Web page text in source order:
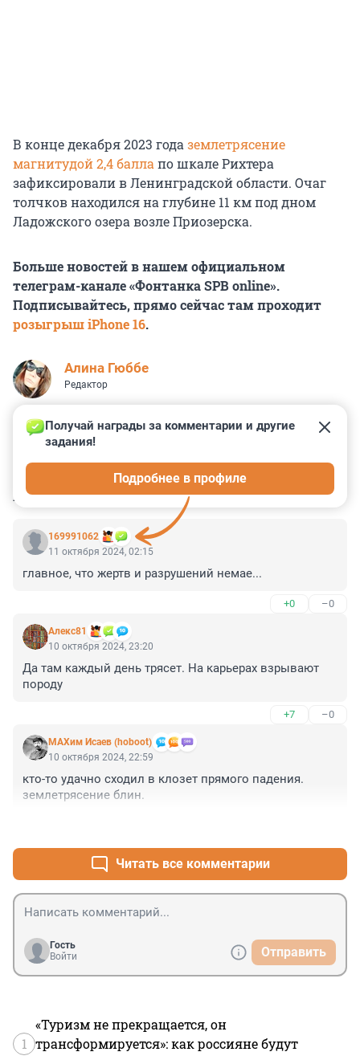
В конце декабря 2023 года землетрясение
магнитудой 2,4 балла по шкале Рихтера
зафиксировали в Ленинградской области. Очаг
толчков находился на глубине 11 км под дном
Ладожского озера возле Приозерска.
Больше новостей в нашем официальном
телеграм-канале «Фонтанка SPB online».
Подписывайтесь, прямо сейчас там проходит
розыгрыш iPhone 16.
Алина Гюббе
Редактор
КОММЕНТАРИИ 12
169991062
Получай награды за комментарии и другие
задания!
Подробнее в профиле
11 октября 2024, 02:15
главное, что жертв и разрушений немае...
+0 –0
Алекс81
10 октября 2024, 23:20
Да там каждый день трясет. На карьерах взрывают
породу
+7 –0
МАХим Исаев (hoboot)
10 октября 2024, 22:59
кто-то удачно сходил в клозет прямого падения.
землетрясение блин.
Читать все комментарии
Гость
Войти
Отправить
1
«Туризм не прекращается, он
трансформируется»: как россияне будут